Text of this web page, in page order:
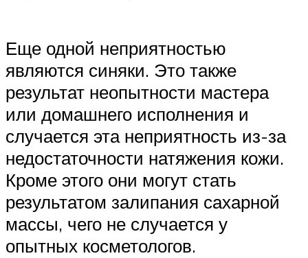
Еще одной неприятностью
являются синяки. Это также
результат неопытности мастера
или домашнего исполнения и
случается эта неприятность из-за
недостаточности натяжения кожи.
Кроме этого они могут стать
результатом залипания сахарной
массы, чего не случается у
опытных косметологов.